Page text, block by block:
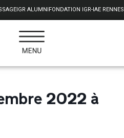
IGR ALUMNI FONDATION IGR-IAE RENNES
2022 à